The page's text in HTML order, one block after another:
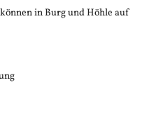
in Burg und Höhle auf